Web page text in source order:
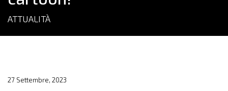
ATTUALITÀ
27 Settembre, 2023